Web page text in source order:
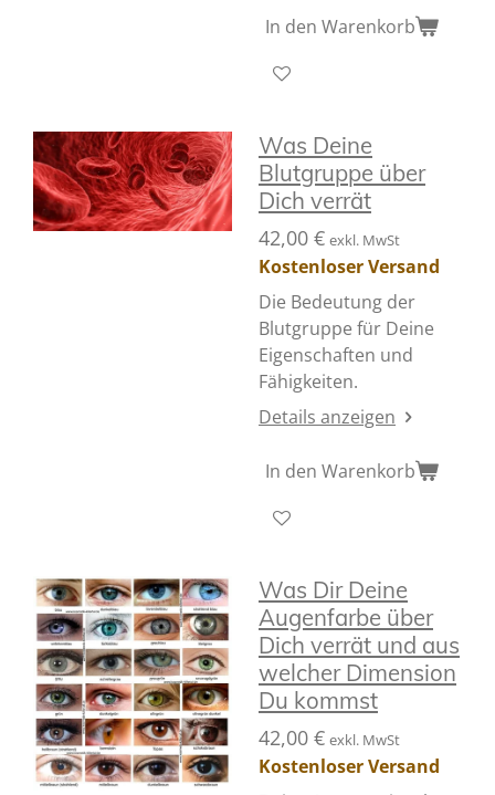
In den Warenkorb
Was Deine
Blutgruppe über
Dich verrät
42,00 € exkl. MwSt
Kostenloser Versand
Die Bedeutung der
Blutgruppe für Deine
Eigenschaften und
Fähigkeiten.
Details anzeigen
In den Warenkorb
Was Dir Deine
Augenfarbe über
Dich verrät und aus
welcher Dimension
Du kommst
42,00 € exkl. MwSt
Kostenloser Versand